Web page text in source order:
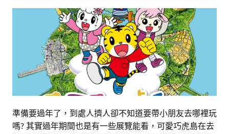
準備要過年了，到處人擠人卻不知道要帶小朋友去哪裡玩
嗎? 其實過年期間也是有一些展覽能看，可愛巧虎島在去